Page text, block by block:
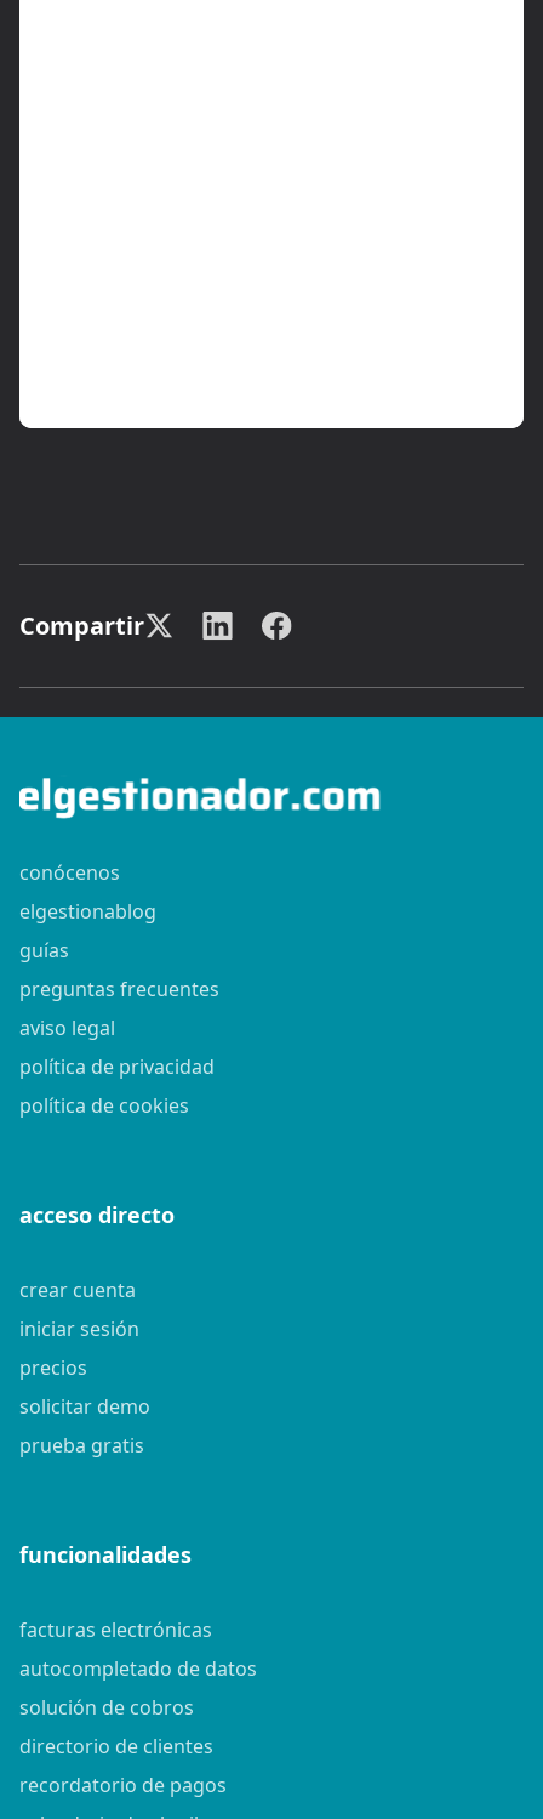
Compartir
conócenos
elgestionablog
guías
preguntas frecuentes
aviso legal
política de privacidad
política de cookies
acceso directo
crear cuenta
iniciar sesión
precios
solicitar demo
prueba gratis
funcionalidades
facturas electrónicas
autocompletado de datos
solución de cobros
directorio de clientes
recordatorio de pagos